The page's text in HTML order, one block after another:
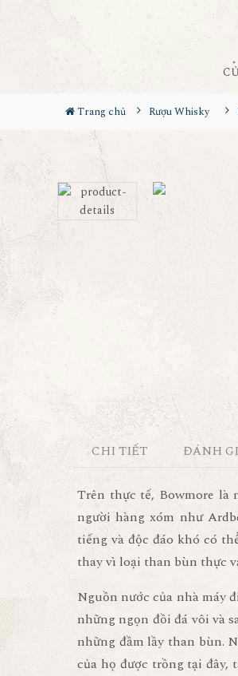
Trang chủ Rượu Whisky
CHI TIẾT ĐÁNH
Trên thực tế, Bowmore là
người hàng xóm như
tiếng và độc đáo khó có
thay vì loại than bùn thực
Nguồn nước của nhà máy
những ngọn đồi đá vôi và
những đầm lầy than bùn.
của họ được trồng tại